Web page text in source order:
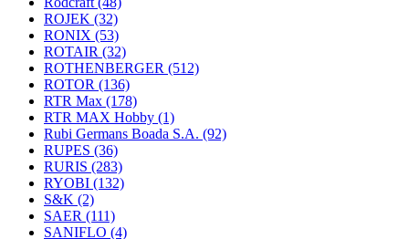
ROJEK (32)
RONIX (53)
ROTAIR (32)
ROTHENBERGER (512)
ROTOR (136)
RTR Max (178)
RTR MAX Hobby (1)
Rubi Germans Boada S.A. (92)
RUPES (36)
RURIS (283)
RYOBI (132)
S&K (2)
SAER (111)
SANIFLO (4)